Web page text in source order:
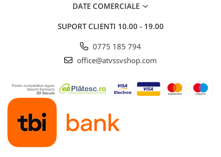
DATE COMERCIALE
SUPORT CLIENTI 10.00 - 19.00
0775 185 794
office@atvssvshop.com